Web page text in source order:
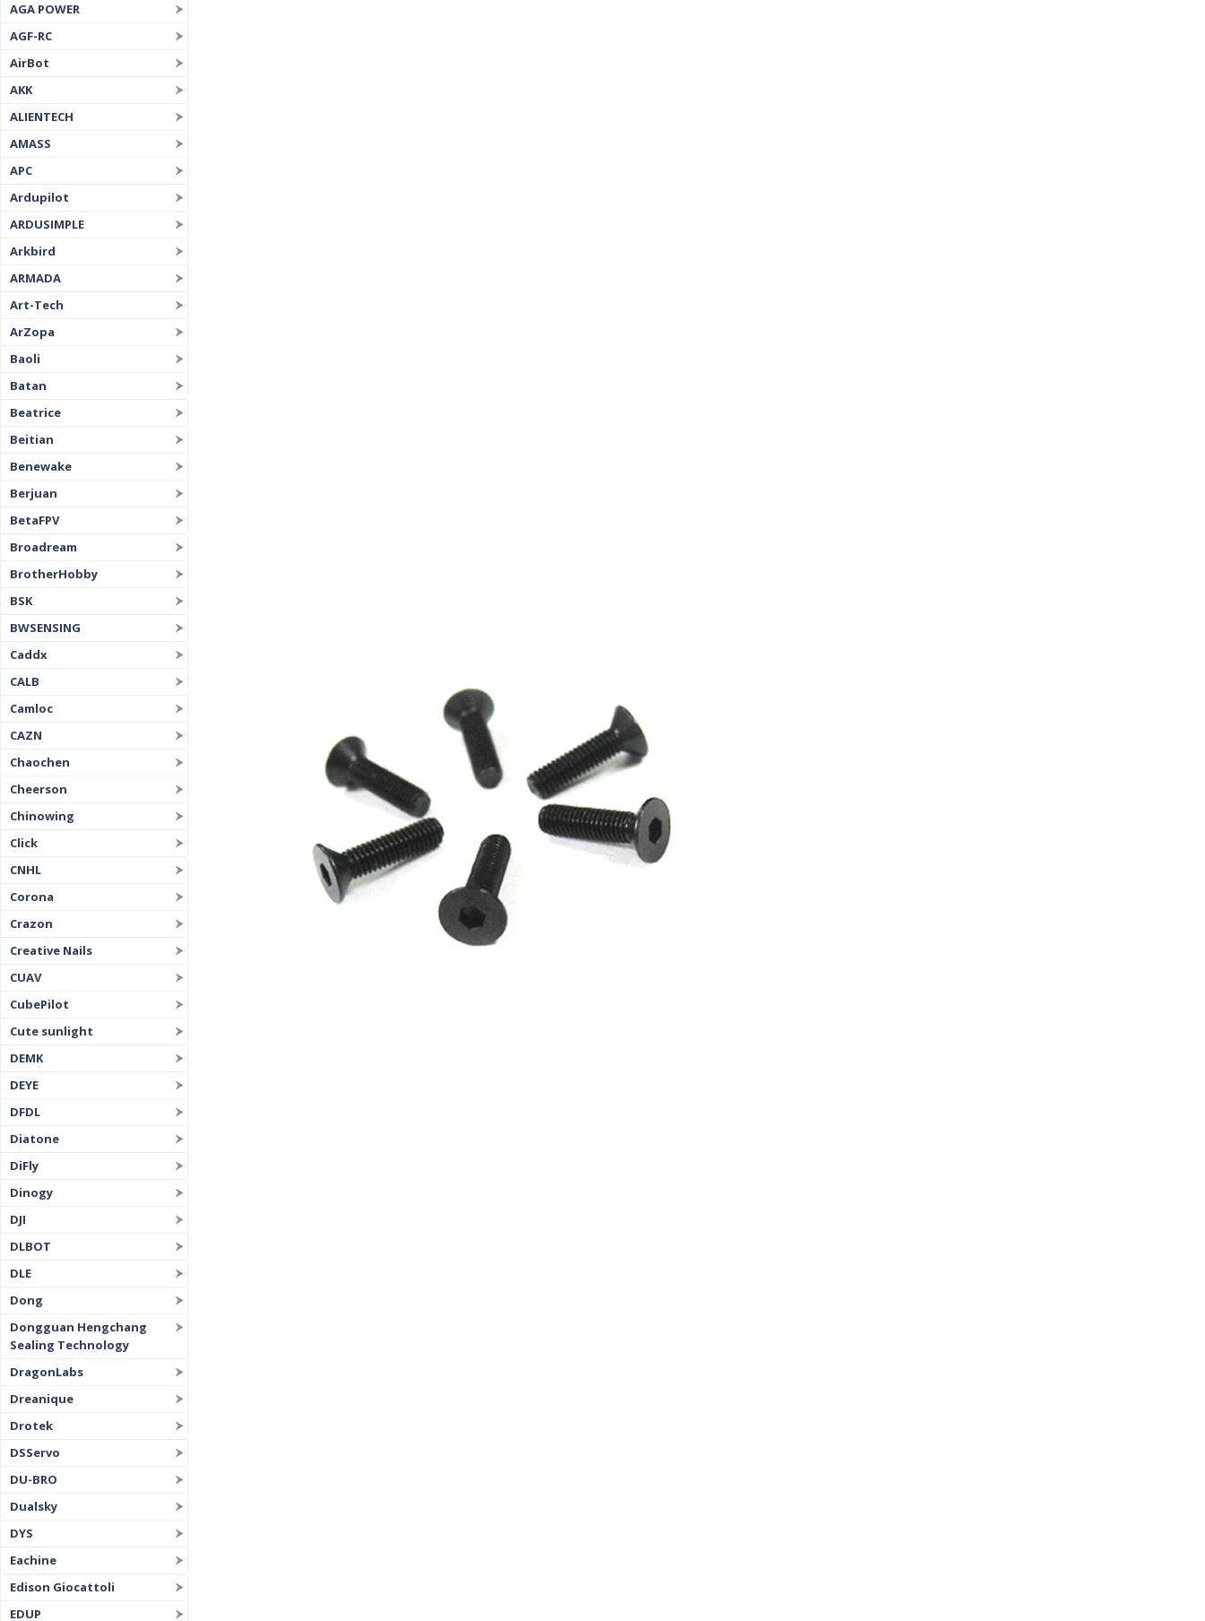
AGA POWER
AGF-RC
AirBot
AKK
ALIENTECH
AMASS
APC
Ardupilot
ARDUSIMPLE
Arkbird
ARMADA
Art-Tech
ArZopa
Baoli
Batan
Beatrice
Beitian
Benewake
Berjuan
BetaFPV
Broadream
BrotherHobby
BSK
BWSENSING
Caddx
CALB
Camloc
CAZN
Chaochen
Cheerson
Chinowing
Click
CNHL
Corona
Crazon
Creative Nails
CUAV
CubePilot
Cute sunlight
DEMK
DEYE
DFDL
Diatone
DiFly
Dinogy
DJI
DLBOT
DLE
Dong
Dongguan Hengchang
Sealing Technology
DragonLabs
Dreanique
Drotek
DSServo
DU-BRO
Dualsky
DYS
Eachine
Edison Giocattoli
EDUP